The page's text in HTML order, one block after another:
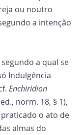
ou noutro
a intenção
a qual se
Indulgência
Enchiridion
norm. 18, § 1),
o ato de
almas do